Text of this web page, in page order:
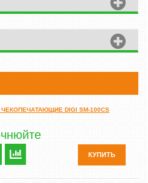
DIGI SM-100CS
КУПИТЬ